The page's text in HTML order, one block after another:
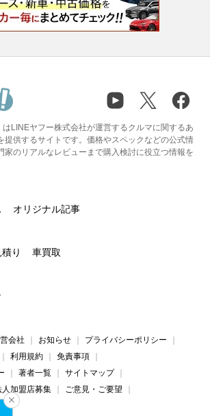
LINEヤフー株式会社が運営するクルマに関するあ
提供するサイトです。価格やスペックなどの公式情
家のリアルなレビューまで購入検討に役立つ情報を
オリジナル記事
り 車買取
会社 お知らせ
プライバシーポリシー
利用規約
免責事項
著者一覧
サイトマップ
人加盟店募集
ご意見・ご要望